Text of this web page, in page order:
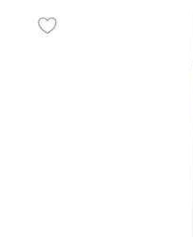
Adicionar aos favoritos